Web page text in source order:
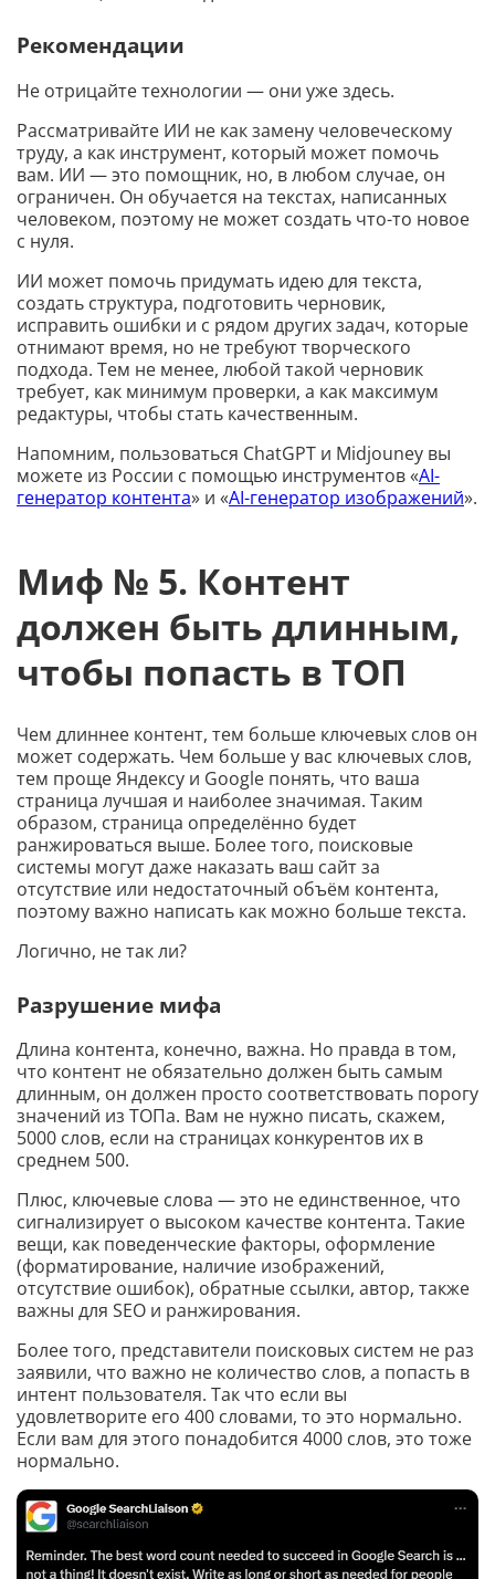
Рекомендации
Не отрицайте технологии — они уже здесь.
Рассматривайте ИИ не как замену человеческому
труду, а как инструмент, который может помочь
вам. ИИ — это помощник, но, в любом случае, он
ограничен. Он обучается на текстах, написанных
человеком, поэтому не может создать что-то новое
с нуля.
ИИ может помочь придумать идею для текста,
создать структура, подготовить черновик,
исправить ошибки и с рядом других задач, которые
отнимают время, но не требуют творческого
подхода. Тем не менее, любой такой черновик
требует, как минимум проверки, а как максимум
редактуры, чтобы стать качественным.
Напомним, пользоваться ChatGPT и Midjouney вы
можете из России с помощью инструментов «AI-
генератор контента» и «AI-генератор изображений».
Миф № 5. Контент
должен быть длинным,
чтобы попасть в ТОП
Чем длиннее контент, тем больше ключевых слов он
может содержать. Чем больше у вас ключевых слов,
тем проще Яндексу и Google понять, что ваша
страница лучшая и наиболее значимая. Таким
образом, страница определённо будет
ранжироваться выше. Более того, поисковые
системы могут даже наказать ваш сайт за
отсутствие или недостаточный объём контента,
поэтому важно написать как можно больше текста.
Логично, не так ли?
Разрушение мифа
Длина контента, конечно, важна. Но правда в том,
что контент не обязательно должен быть самым
длинным, он должен просто соответствовать порогу
значений из ТОПа. Вам не нужно писать, скажем,
5000 слов, если на страницах конкурентов их в
среднем 500.
Плюс, ключевые слова — это не единственное, что
сигнализирует о высоком качестве контента. Такие
вещи, как поведенческие факторы, оформление
(форматирование, наличие изображений,
отсутствие ошибок), обратные ссылки, автор, также
важны для SEO и ранжирования.
Более того, представители поисковых систем не раз
заявили, что важно не количество слов, а попасть в
интент пользователя. Так что если вы
удовлетворите его 400 словами, то это нормально.
Если вам для этого понадобится 4000 слов, это тоже
нормально.